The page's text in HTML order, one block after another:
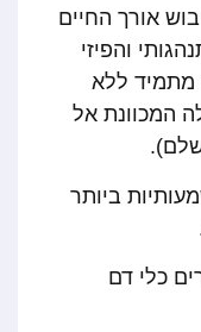
אורך החיים
והפיזי
מתמיד ללא
המכוונת אל
ביותר
כלי דם